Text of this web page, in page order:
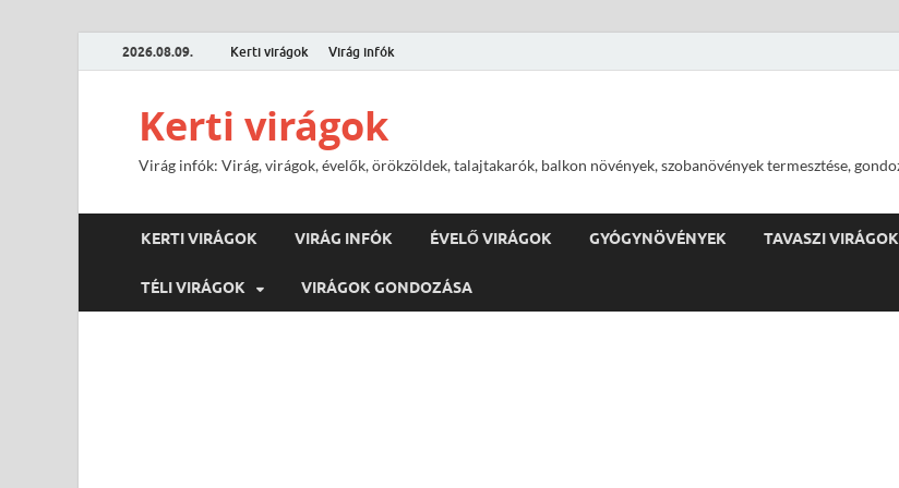
2026.08.09. Kerti virágok Virág infók
Kerti virágok
Virág infók: Virág, virágok, évelők, örökzöldek, talajtakarók, balkon növények, szobanövények termesztése,
KERTI VIRÁGOK VIRÁG INFÓK ÉVELŐ VIRÁGOK GYÓGYNÖVÉNYEK TAVASZI VIRÁGOK
TÉLI VIRÁGOK VIRÁGOK GONDOZÁSA